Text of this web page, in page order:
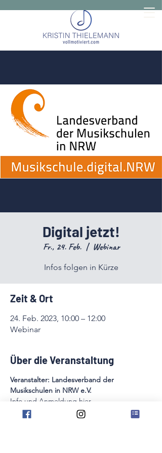
Digital jetzt!
Fr., 24. Feb.
  |
Webinar
Infos folgen in Kürze
Zeit & Ort
24. Feb. 2023, 10:00 – 12:00
Webinar
Über die Veranstaltung
Veranstalter: Landesverband der
Musikschulen in NRW e.V.
Info und Anmeldung hier.
Referentin: Kristin Thielemann